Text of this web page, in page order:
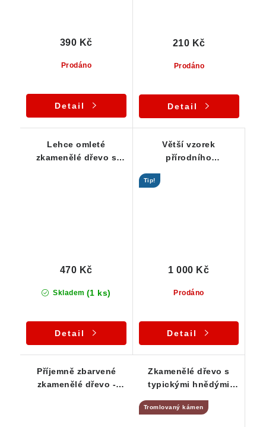
Prodáno
390 Kč
Detail
Prodáno
210 Kč
Detail
Lehce omleté
zkamenělé dřevo s
Skladem (1 ks)
470 Kč
Detail
Větší vzorek
přírodního
Tip!
Prodáno
1 000 Kč
Detail
Příjemně zbarvené
zkamenělé dřevo -
Zkamenělé dřevo s
typickými hnědými
Tromlovaný kámen